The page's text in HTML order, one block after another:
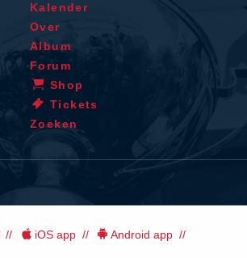
Kalender
Over
Album
Forum
Shop
Tickets
Zoeken
iOS app Android app